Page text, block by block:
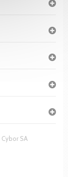
Cybor SA